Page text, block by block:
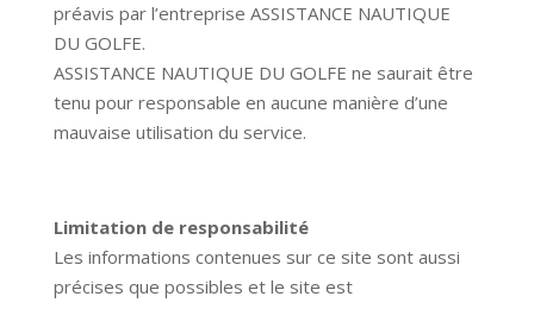
préavis par l’entreprise ASSISTANCE NAUTIQUE
DU GOLFE.
ASSISTANCE NAUTIQUE DU GOLFE ne saurait être
tenu pour responsable en aucune manière d’une
mauvaise utilisation du service.
Limitation de responsabilité
Les informations contenues sur ce site sont aussi
précises que possibles et le site est